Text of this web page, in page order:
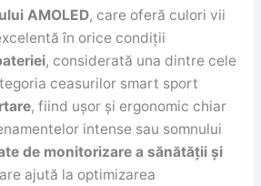
AMOLED, care oferă culori vii
în orice condiții
, considerată una dintre cele
ceasurilor smart sport
, fiind ușor și ergonomic chiar
intense sau somnului
de monitorizare a sănătății și
ajută la optimizarea